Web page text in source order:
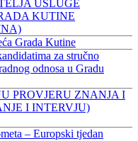
USLUGE
KUTINE
Grada Kutine
za stručno
odnosa u Gradu
PROVJERU ZNANJA I
I INTERVJU)
– Europski tjedan